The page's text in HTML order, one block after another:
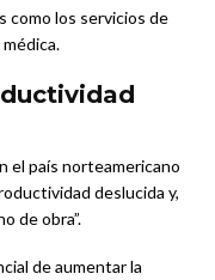
como los servicios de
el país norteamericano
deslucida y,
de obra”.
de aumentar la